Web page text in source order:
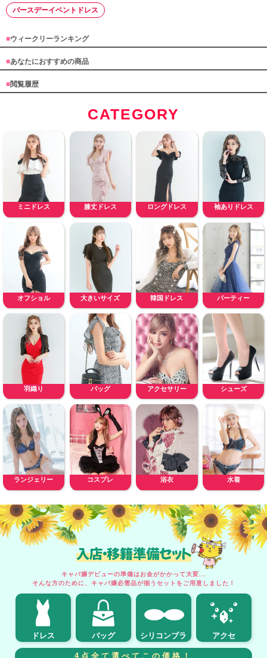
バースデーイベントドレス
■ウィークリーランキング
■あなたにおすすめの商品
■閲覧履歴
CATEGORY
ミニドレス 膝丈ドレス ロングドレス 袖ありドレス
オフショル 大きいサイズ 韓国ドレス パーティー
羽織り バッグ アクセサリー シューズ
ランジェリー コスプレ 浴衣 水着
入店・移籍準備セット
キャバ嬢デビューの準備はお金がかかって大変...
そんな方のために、キャバ嬢必需品が揃うセットをご用意しました！
ドレス バッグ シリコンブラ アクセ
4点全て選べてこの価格！